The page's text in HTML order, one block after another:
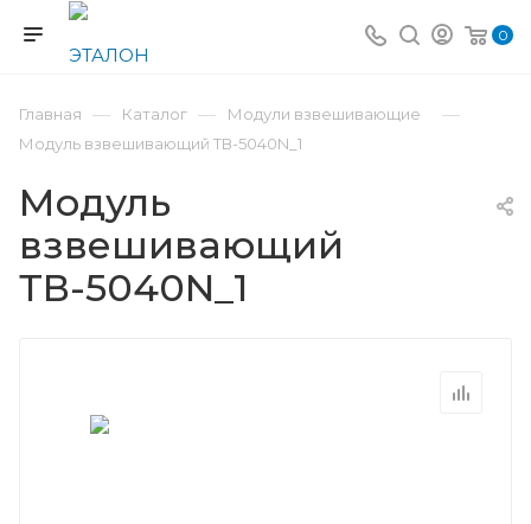
0
Главная — Каталог — Модули взвешивающие —
Модуль взвешивающий ТВ-5040N_1
Модуль
взвешивающий
ТВ-5040N_1